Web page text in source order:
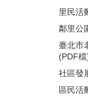
里民活
鄰里公
臺北市
(PDF檔
社區發
區民活